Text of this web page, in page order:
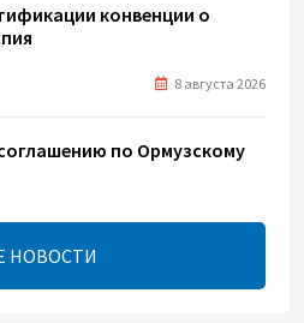
конвенции о
8 августа 2026
по Ормузскому
8 августа 2026
- показатель
НОВОСТИ